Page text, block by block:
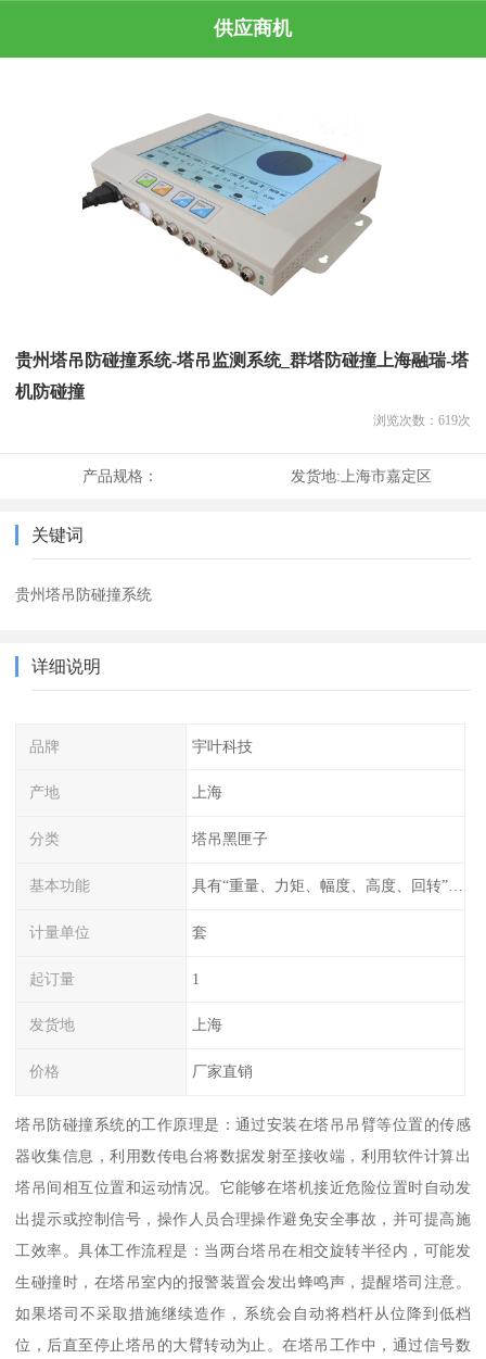
供应商机
贵州塔吊防碰撞系统-塔吊监测系统_群塔防碰撞上海融瑞-塔
机防碰撞
浏览次数： 619次
产品规格： 发货地:上海市嘉定区
关键词
贵州塔吊防碰撞系统
详细说明
品牌 宇叶科技
产地 上海
分类 塔吊黑匣子
基本功能 具有“重量、力矩、幅度、高度、回转”等参数的显示、记录、报警功能。
计量单位 套
起订量 1
发货地 上海
价格 厂家直销
塔吊防碰撞系统的工作原理是：通过安装在塔吊吊臂等位置的传感
器收集信息，利用数传电台将数据发射至接收端，利用软件计算出
塔吊间相互位置和运动情况。它能够在塔机接近危险位置时自动发
出提示或控制信号，操作人员合理操作避免安全事故，并可提高施
工效率。具体工作流程是：当两台塔吊在相交旋转半径内，可能发
生碰撞时，在塔吊室内的报警装置会发出蜂鸣声，提醒塔司注意。
如果塔司不采取措施继续造作，系统会自动将档杆从位降到低档
位，后直至停止塔吊的大臂转动为止。在塔吊工作中，通过信号数